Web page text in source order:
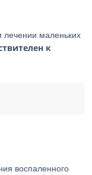
лечении маленьких
к
воспаленного